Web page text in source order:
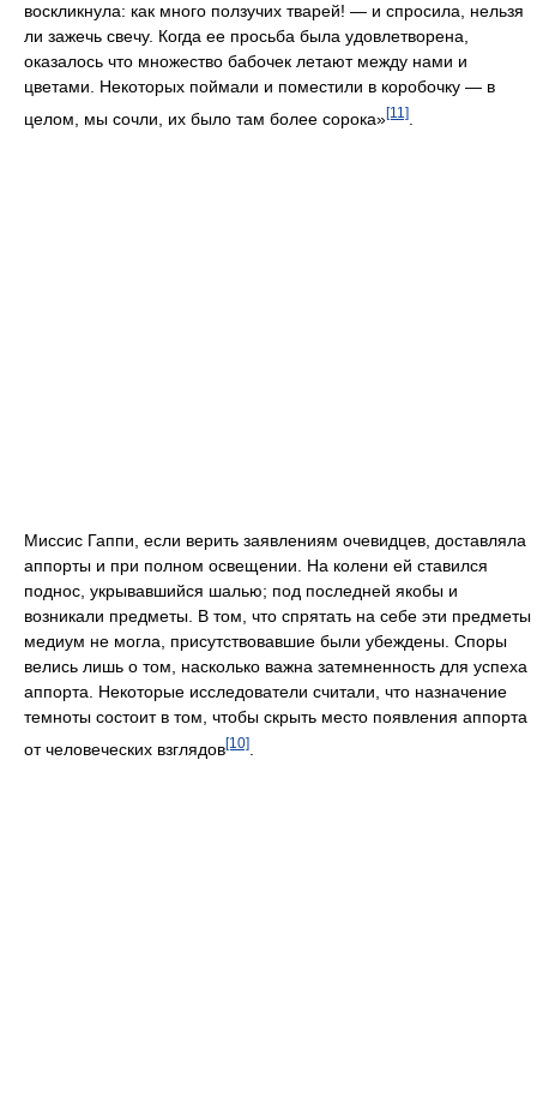
воскликнула: как много ползучих тварей! — и спросила, нельзя
ли зажечь свечу. Когда ее просьба была удовлетворена,
оказалось что множество бабочек летают между нами и
цветами. Некоторых поймали и поместили в коробочку — в
целом, мы сочли, их было там более сорока»[11]
Миссис Гаппи, если верить заявлениям очевидцев, доставляла
аппорты и при полном освещении. На колени ей ставился
поднос, укрывавшийся шалью; под последней якобы и
возникали предметы. В том, что спрятать на себе эти предметы
медиум не могла, присутствовавшие были убеждены. Споры
велись лишь о том, насколько важна затемненность для успеха
аппорта. Некоторые исследователи считали, что назначение
темноты состоит в том, чтобы скрыть место появления аппорта
от человеческих взглядов[10]